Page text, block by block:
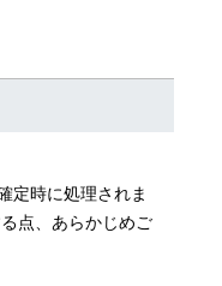
定時に処理されま
点、あらかじめご